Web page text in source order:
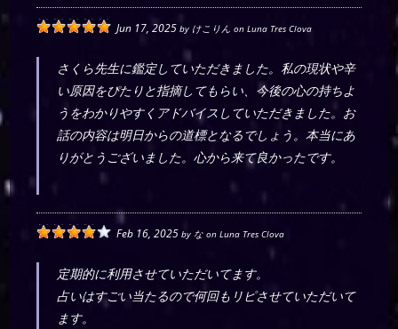
Jun 17, 2025 by けこりん onLuna Tres Clova
さくら先生に鑑定していただきました。私の現状や辛
い原因をぴたりと指摘してもらい、今後の心の持ちよ
うをわかりやすくアドバイスしていただきました。お
話の内容は明日からの道標となるでしょう。本当にあ
りがとうございました。心から来て良かったです。
Feb 16, 2025 by な onLuna Tres Clova
定期的に利用させていただいてます。
占いはすごい当たるので何回もリピさせていただいて
ます。